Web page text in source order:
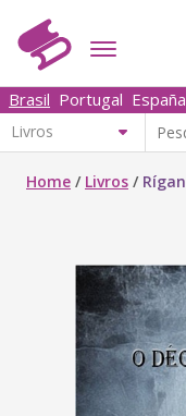
Brasil Portugal España
Home / Livros / Rígan